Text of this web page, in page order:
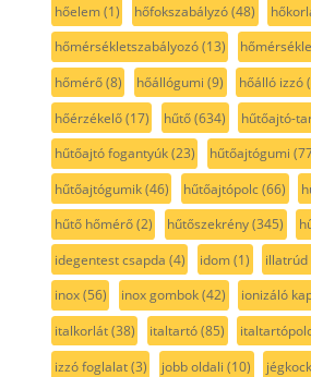
hőelem(1) hőfokszabályzó(48)
hőmérsékletszabályozó(13)
hőmérő(8) hőállógumi (9) hőálló izzó
hőérzékelő(17) hűtő(634) hűtőajtó-
hűtőajtó fogantyúk(23) hűtőajtógumi
hűtőajtógumik(46) hűtőajtópolc(66)
hűtő hőmérő(2) hűtőszekrény(345)
idegentest csapda (4) idom(1) illatrúd
inox(56) inox gombok(42) ionizáló
italkorlát(38) italtartó(85)
izzó foglalat(3) jobb oldali (10)